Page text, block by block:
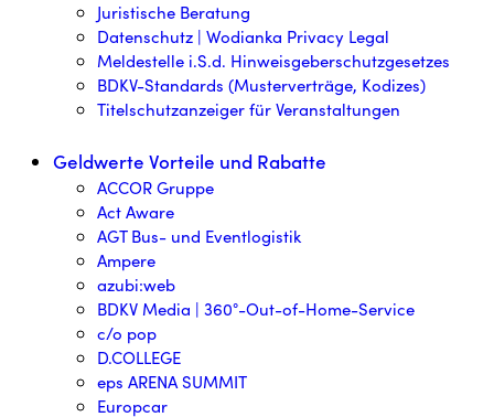
Juristische Beratung
Datenschutz | Wodianka Privacy Legal
Meldestelle i.S.d. Hinweisgeberschutzgesetzes
BDKV-Standards (Musterverträge, Kodizes)
Titelschutzanzeiger für Veranstaltungen
Geldwerte Vorteile und Rabatte
ACCOR Gruppe
Act Aware
AGT Bus- und Eventlogistik
Ampere
azubi:web
BDKV Media | 360°-Out-of-Home-Service
c/o pop
D.COLLEGE
eps ARENA SUMMIT
Europcar